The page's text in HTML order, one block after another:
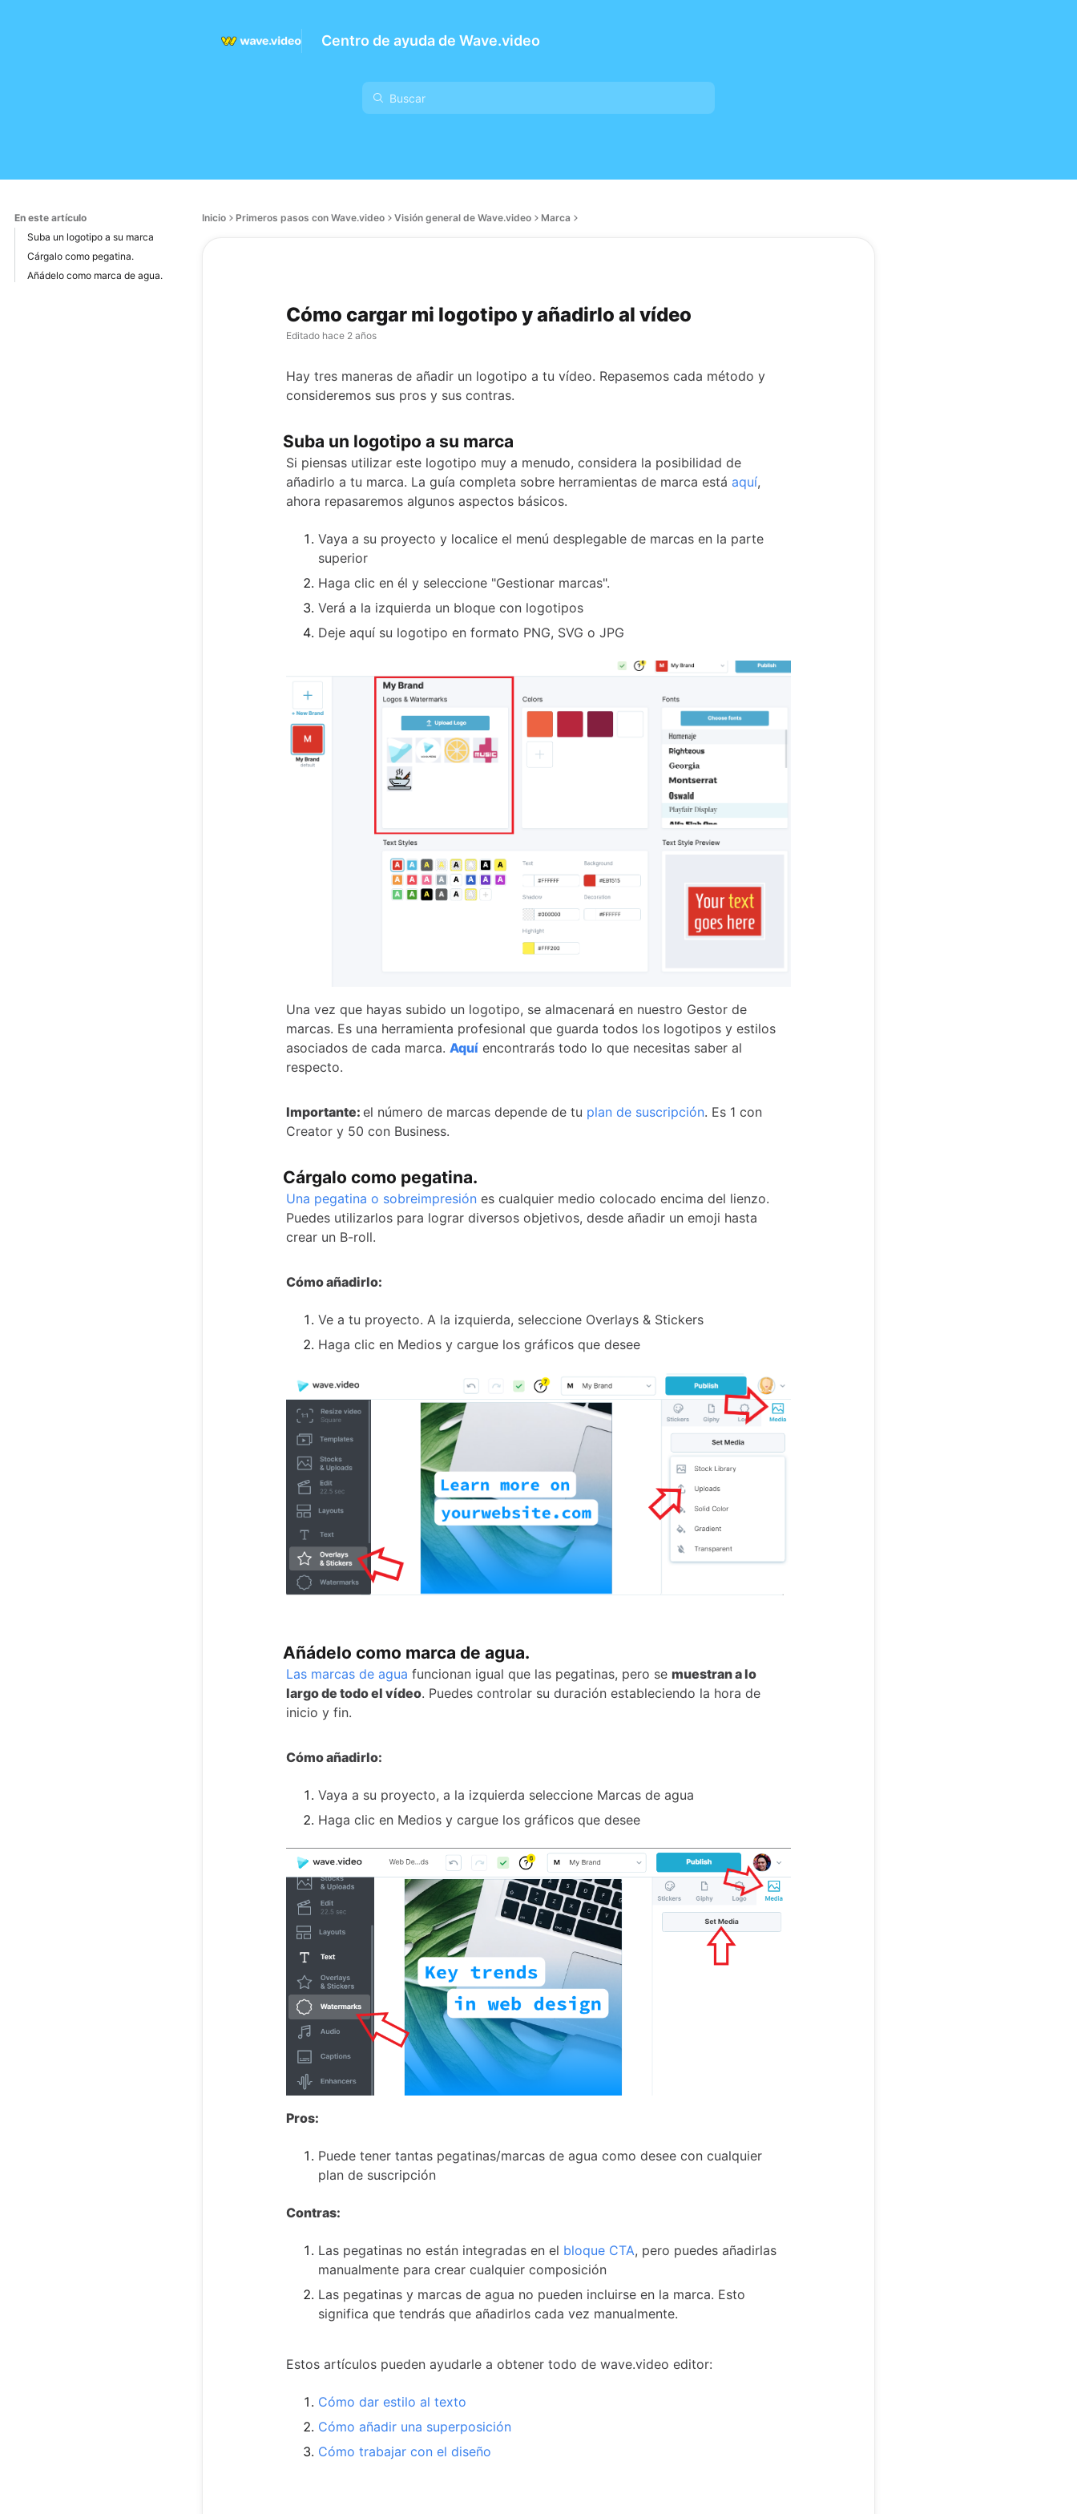
Centro de ayuda de Wave.video
En este artículo
Suba un logotipo a su marca
Cárgalo como pegatina.
Añádelo como marca de agua.
Inicio Primeros pasos con Wave.video Visión general de Wave.video Marca
Cómo cargar mi logotipo y añadirlo al vídeo
Editado hace 2 años
Hay tres maneras de añadir un logotipo a tu vídeo. Repasemos cada método y
consideremos sus pros y sus contras.
Suba un logotipo a su marca
Si piensas utilizar este logotipo muy a menudo, considera la posibilidad de
añadirlo a tu marca. La guía completa sobre herramientas de marca está aquí,
ahora repasaremos algunos aspectos básicos.
Vaya a su proyecto y localice el menú desplegable de marcas en la parte
superior
Haga clic en él y seleccione "Gestionar marcas".
Verá a la izquierda un bloque con logotipos
Deje aquí su logotipo en formato PNG, SVG o JPG
Una vez que hayas subido un logotipo, se almacenará en nuestro Gestor de
marcas. Es una herramienta profesional que guarda todos los logotipos y estilos
asociados de cada marca. Aquí encontrarás todo lo que necesitas saber al
respecto.
Importante: el número de marcas depende de tu plan de suscripción. Es 1 con
Creator y 50 con Business.
Cárgalo como pegatina.
Una pegatina o sobreimpresión es cualquier medio colocado encima del lienzo.
Puedes utilizarlos para lograr diversos objetivos, desde añadir un emoji hasta
crear un B-roll.
Cómo añadirlo:
Ve a tu proyecto. A la izquierda, seleccione Overlays & Stickers
Haga clic en Medios y cargue los gráficos que desee
Añádelo como marca de agua.
Las marcas de agua funcionan igual que las pegatinas, pero se muestran a lo
largo de todo el vídeo. Puedes controlar su duración estableciendo la hora de
inicio y fin.
Cómo añadirlo:
Vaya a su proyecto, a la izquierda seleccione Marcas de agua
Haga clic en Medios y cargue los gráficos que desee
Pros:
Puede tener tantas pegatinas/marcas de agua como desee con cualquier
plan de suscripción
Contras:
Las pegatinas no están integradas en el bloque CTA, pero puedes añadirlas
manualmente para crear cualquier composición
Las pegatinas y marcas de agua no pueden incluirse en la marca. Esto
significa que tendrás que añadirlos cada vez manualmente.
Estos artículos pueden ayudarle a obtener todo de wave.video editor:
Cómo dar estilo al texto
Cómo añadir una superposición
Cómo trabajar con el diseño